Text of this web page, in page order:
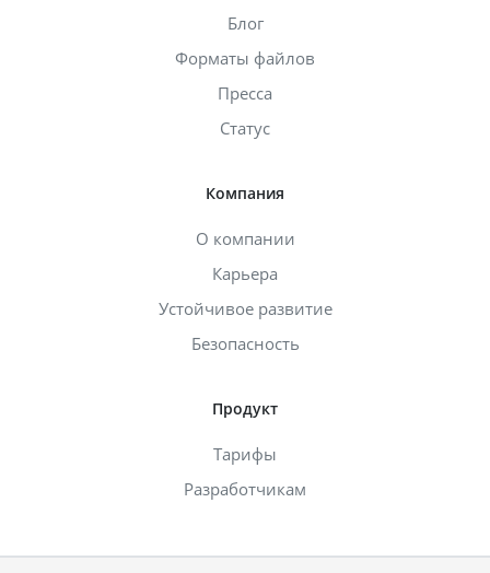
Блог
Форматы файлов
Пресса
Статус
Компания
О компании
Карьера
Устойчивое развитие
Безопасность
Продукт
Тарифы
Разработчикам